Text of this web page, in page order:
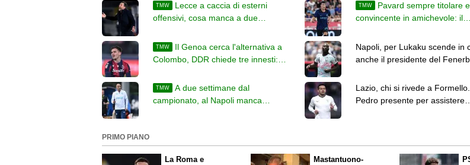
TMW
Lecce a caccia di esterni
offensivi, cosa manca a due
TMW
Pavard sempre titolare e
convincente in amichevole: il
TMW
Il Genoa cerca l'alternativa a
Colombo, DDR chiede tre innesti:
Napoli, per Lukaku scende in
anche il presidente del
TMW
A due settimane dal
campionato, al Napoli manca
Lazio, chi si rivede a Formello.
Pedro presente per assistere
PRIMO PIANO
La Roma e
Mastantuono-